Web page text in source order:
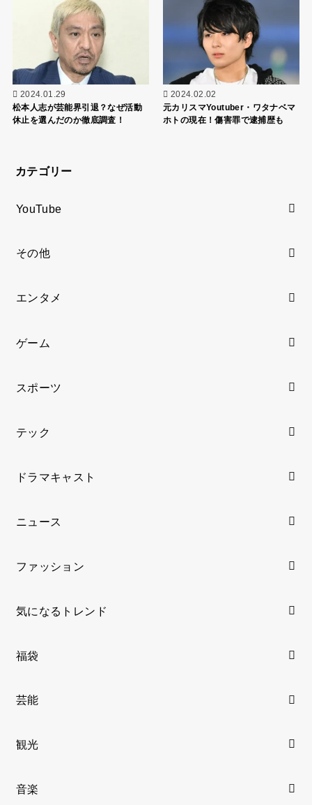
2024.01.29
松本人志が芸能界引退？なぜ活動
休止を選んだのか徹底調査！
2024.02.02
元カリスマYoutuber・ワタナベマ
ホトの現在！傷害罪で逮捕歴も
カテゴリー
YouTube
その他
エンタメ
ゲーム
スポーツ
テック
ドラマキャスト
ニュース
ファッション
気になるトレンド
福袋
芸能
観光
音楽